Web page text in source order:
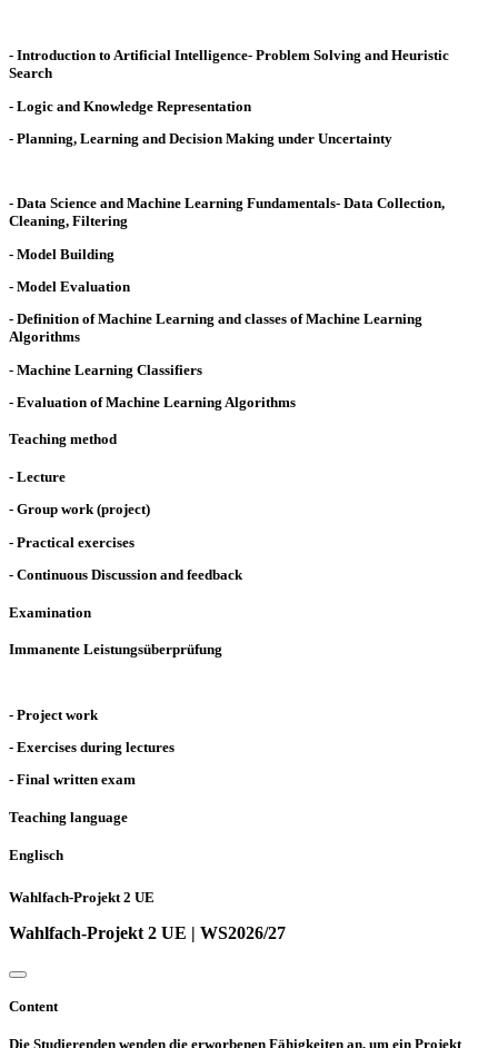
- Introduction to Artificial Intelligence- Problem Solving and Heuristic
Search
- Logic and Knowledge Representation
- Planning, Learning and Decision Making under Uncertainty
- Data Science and Machine Learning Fundamentals- Data Collection,
Cleaning, Filtering
- Model Building
- Model Evaluation
- Definition of Machine Learning and classes of Machine Learning
Algorithms
- Machine Learning Classifiers
- Evaluation of Machine Learning Algorithms
Teaching method
- Lecture
- Group work (project)
- Practical exercises
- Continuous Discussion and feedback
Examination
Immanente Leistungsüberprüfung
- Project work
- Exercises during lectures
- Final written exam
Teaching language
Englisch
Wahlfach-Projekt 2 UE
Wahlfach-Projekt 2 UE | WS2026/27
Content
Die Studierenden wenden die erworbenen Fähigkeiten an, um ein Projekt